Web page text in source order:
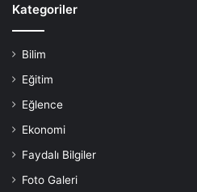
Kategoriler
Bilim
Eğitim
Eğlence
Ekonomi
Faydalı Bilgiler
Foto Galeri